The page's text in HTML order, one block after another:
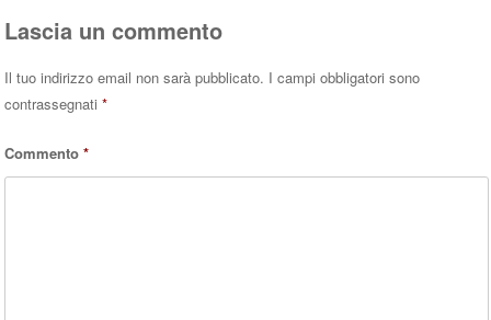
Lascia un commento
Il tuo indirizzo email non sarà pubblicato. I campi obbligatori sono
contrassegnati*
Commento*